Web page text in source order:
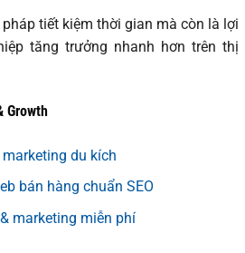
tiết kiệm thời gian mà còn là lợi
tăng trưởng nhanh hơn trên thị
Growth
du kích
bán hàng chuẩn SEO
marketing miễn phí